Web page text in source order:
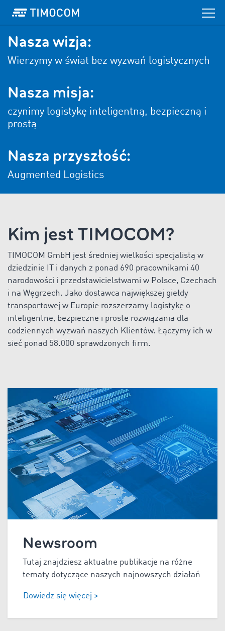
Nasza wizja:
Wierzymy w świat bez wyzwań logistycznych
Nasza misja:
czynimy logistykę inteligentną, bezpieczną i
prostą
Nasza przyszłość:
Augmented Logistics
Kim jest TIMOCOM?
TIMOCOM GmbH jest średniej wielkości specjalistą w
dziedzinie IT i danych z ponad 690 pracownikami 40
narodowości i przedstawicielstwami w Polsce, Czechach
i na Węgrzech. Jako dostawca największej giełdy
transportowej w Europie rozszerzamy logistykę o
inteligentne, bezpieczne i proste rozwiązania dla
codziennych wyzwań naszych Klientów. Łączymy ich w
sieć ponad 58.000 sprawdzonych firm.
Newsroom
Tutaj znajdziesz aktualne publikacje na różne
tematy dotyczące naszych najnowszych działań
Dowiedz się więcej >